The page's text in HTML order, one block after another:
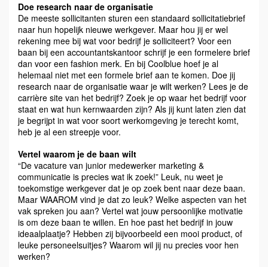
Doe research naar de organisatie
De meeste sollicitanten sturen een standaard sollicitatiebrief
naar hun hopelijk nieuwe werkgever. Maar hou jij er wel
rekening mee bij wat voor bedrijf je solliciteert? Voor een
baan bij een accountantskantoor schrijf je een formelere brief
dan voor een fashion merk. En bij Coolblue hoef je al
helemaal niet met een formele brief aan te komen. Doe jij
research naar de organisatie waar je wilt werken? Lees je de
carrière site van het bedrijf? Zoek je op waar het bedrijf voor
staat en wat hun kernwaarden zijn? Als jij kunt laten zien dat
je begrijpt in wat voor soort werkomgeving je terecht komt,
heb je al een streepje voor.
Vertel waarom je de baan wilt
“De vacature van junior medewerker marketing &
communicatie is precies wat ik zoek!” Leuk, nu weet je
toekomstige werkgever dat je op zoek bent naar deze baan.
Maar WAAROM vind je dat zo leuk? Welke aspecten van het
vak spreken jou aan? Vertel wat jouw persoonlijke motivatie
is om deze baan te willen. En hoe past het bedrijf in jouw
ideaalplaatje? Hebben zij bijvoorbeeld een mooi product, of
leuke personeelsuitjes? Waarom wil jij nu precies voor hen
werken?